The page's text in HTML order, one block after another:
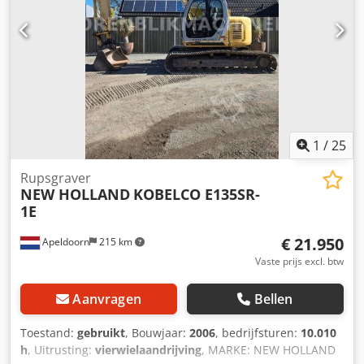
1 /25
Apeldoorn 215 km
Rupsgraver
NEW HOLLAND KOBELCO E135SR-
1E
€ 21.950
Vaste prijs excl. btw
Aanvragen Bellen
Toestand: gebruikt, Bouwjaar: 2006, bedrijfsturen: 10.010
h, Uitrusting: vierwielaandrijving, MARKE: NEW HOLLAND